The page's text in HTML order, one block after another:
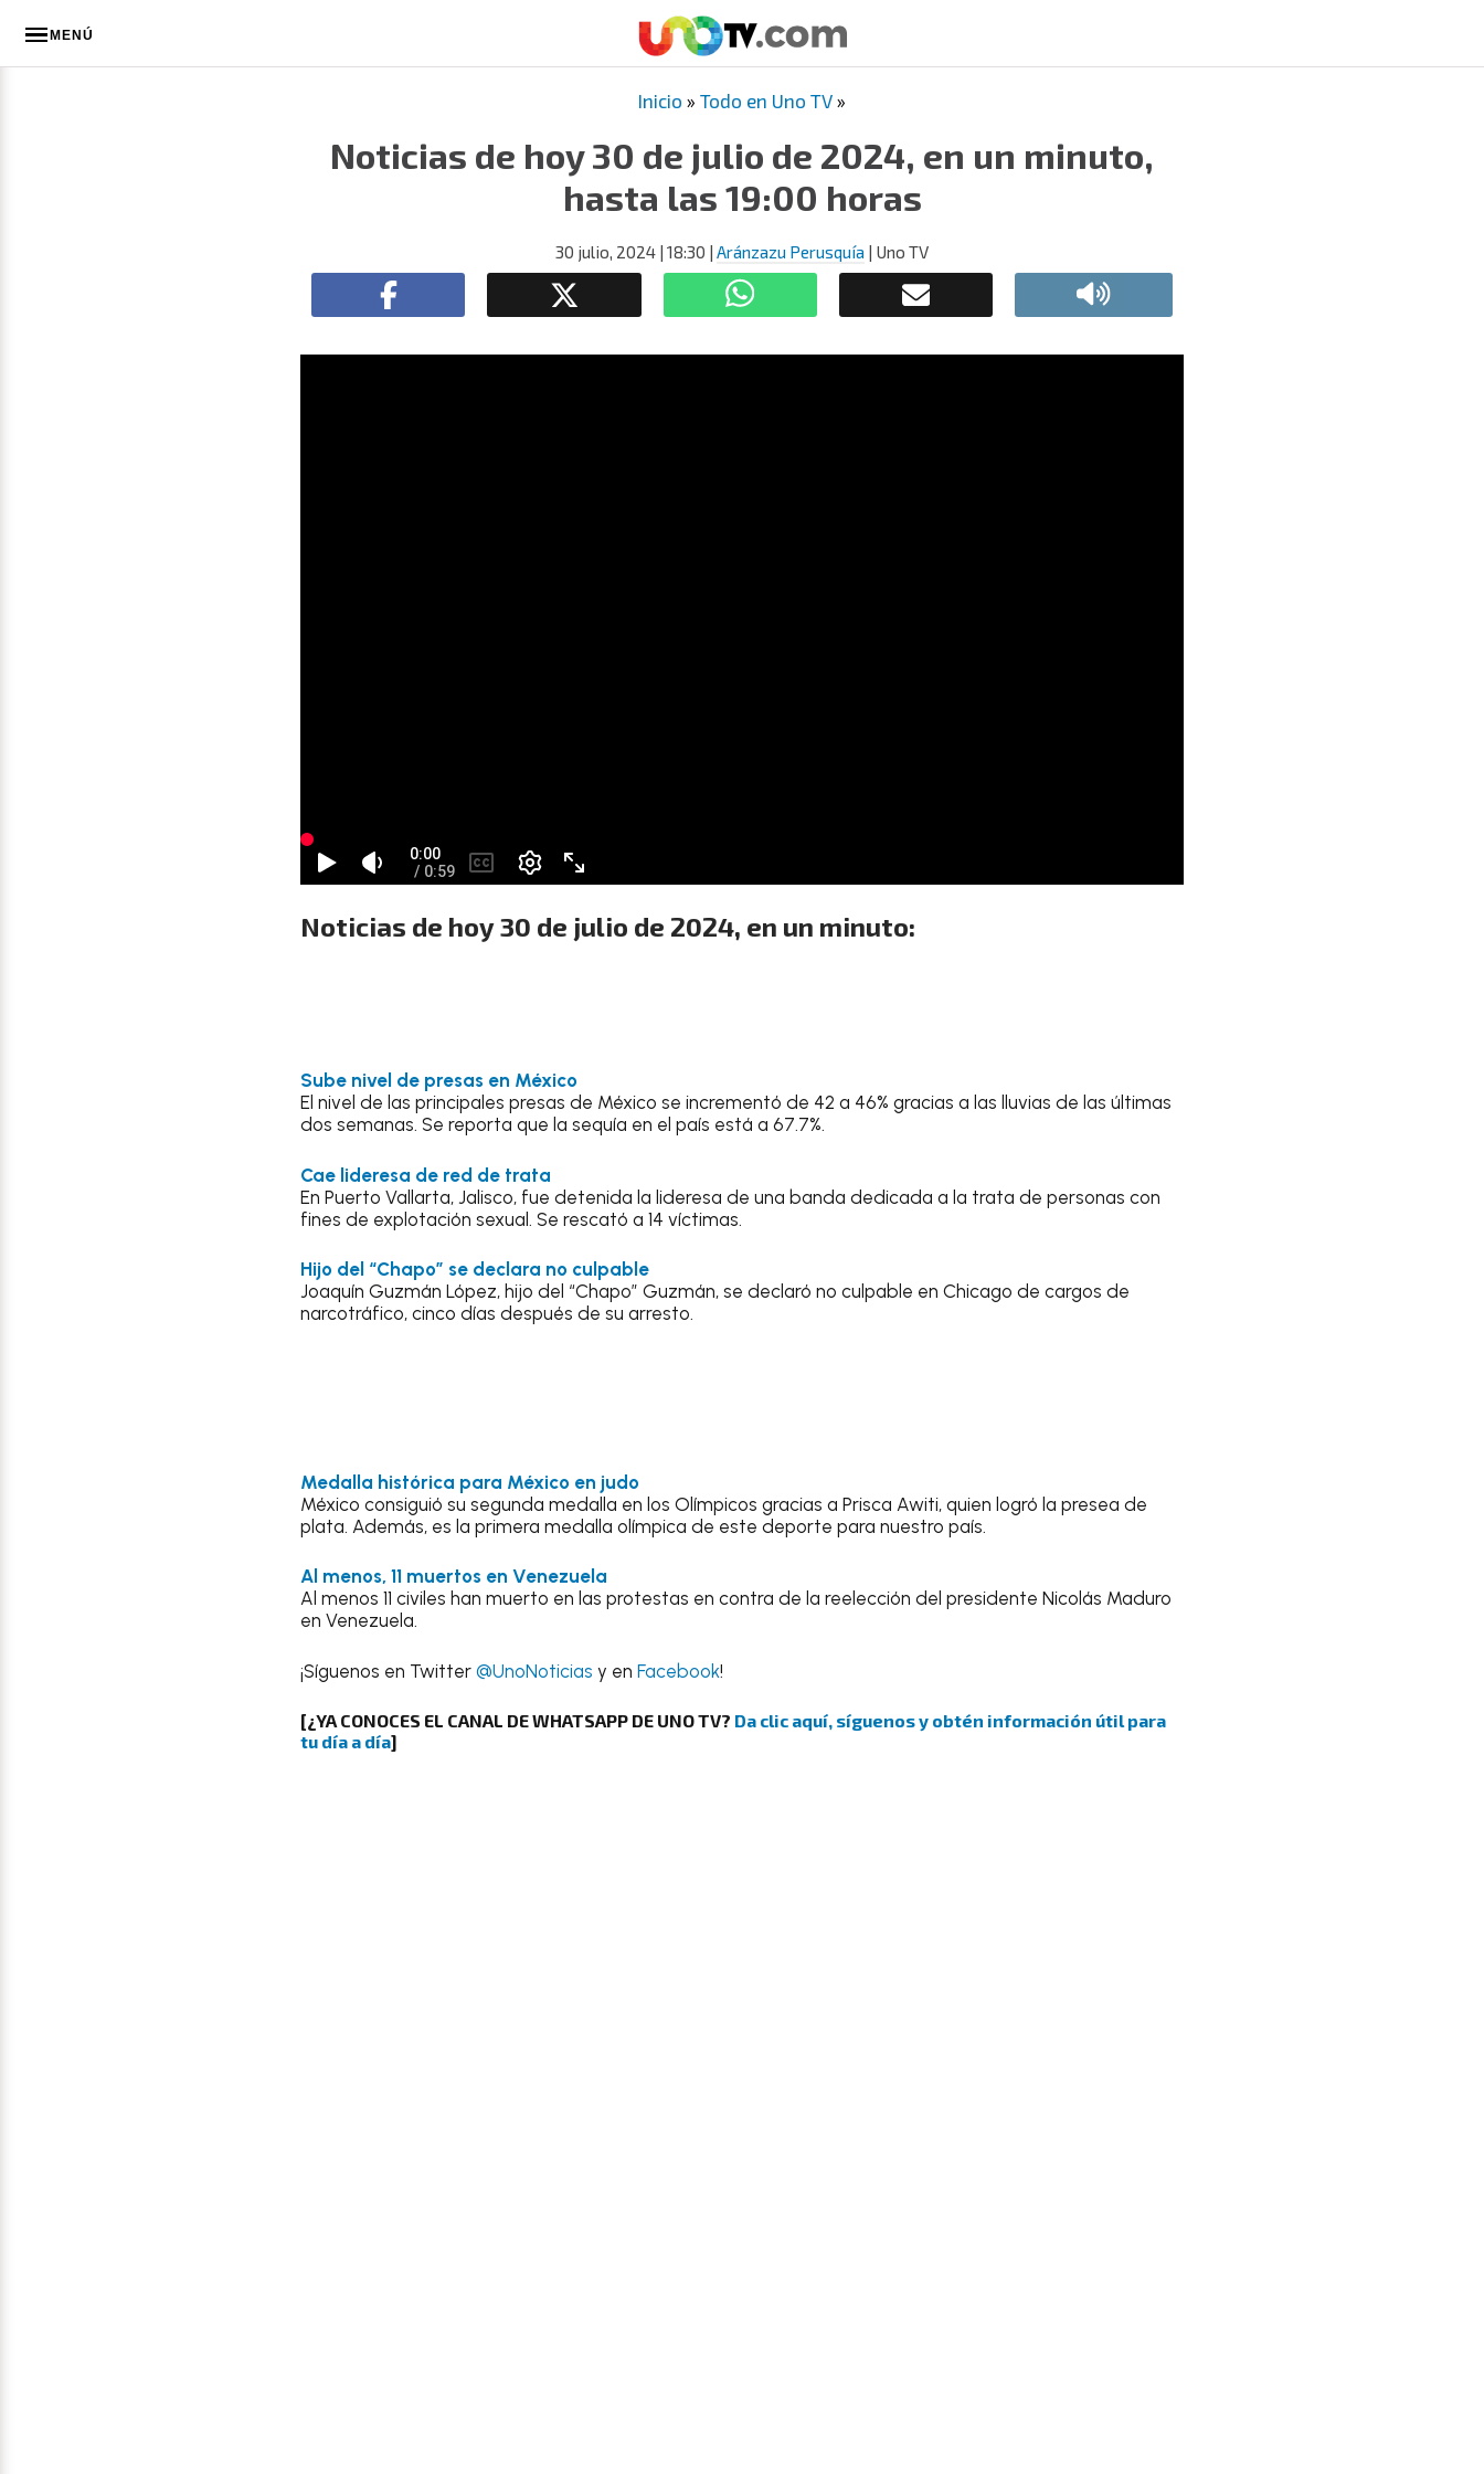
MENÚ
Inicio » Todo en Uno TV »
Noticias de hoy 30 de julio de 2024, en un minuto,
hasta las 19:00 horas
30 julio, 2024 | 18:30 | Aránzazu Perusquía | Uno TV
Noticias de hoy 30 de julio de 2024, en un minuto:
Sube nivel de presas en México
El nivel de las principales presas de México se incrementó de 42 a 46% gracias a las lluvias de las últimas
dos semanas. Se reporta que la sequía en el país está a 67.7%.
Cae lideresa de red de trata
En Puerto Vallarta, Jalisco, fue detenida la lideresa de una banda dedicada a la trata de personas con
fines de explotación sexual. Se rescató a 14 víctimas.
Hijo del “Chapo” se declara no culpable
Joaquín Guzmán López, hijo del “Chapo” Guzmán, se declaró no culpable en Chicago de cargos de
narcotráfico, cinco días después de su arresto.
Medalla histórica para México en judo
México consiguió su segunda medalla en los Olímpicos gracias a Prisca Awiti, quien logró la presea de
plata. Además, es la primera medalla olímpica de este deporte para nuestro país.
Al menos, 11 muertos en Venezuela
Al menos 11 civiles han muerto en las protestas en contra de la reelección del presidente Nicolás Maduro
en Venezuela.
¡Síguenos en Twitter @UnoNoticias y en Facebook!
[¿YA CONOCES EL CANAL DE WHATSAPP DE UNO TV? Da clic aquí, síguenos y obtén información útil para
tu día a día]